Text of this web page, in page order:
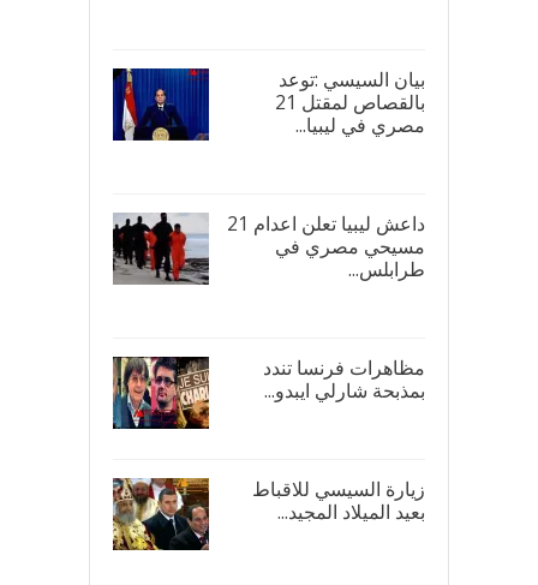
بيان السيسي :توعد
بالقصاص لمقتل 21
مصري في ليبيا...
داعش ليبيا تعلن اعدام 21
مسيحي مصري في
طرابلس...
مظاهرات فرنسا تندد
بمذبحة شارلي ايبدو...
زيارة السيسي للاقباط
بعيد الميلاد المجيد...